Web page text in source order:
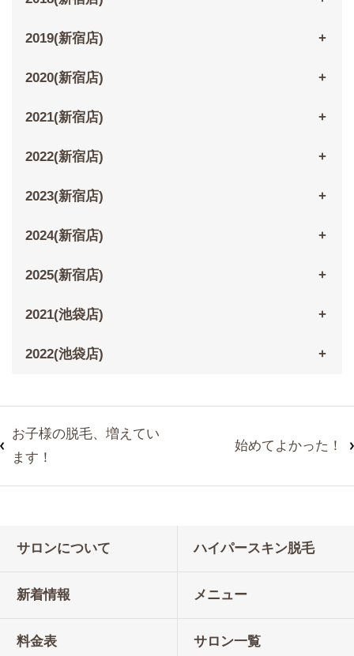
2019(新宿店)
2020(新宿店)
2021(新宿店)
2022(新宿店)
2023(新宿店)
2024(新宿店)
2025(新宿店)
2021(池袋店)
2022(池袋店)
お子様の脱毛、増えてい
ます！
始めてよかった！
サロンについて ハイパースキン脱毛
新着情報 メニュー
料金表 サロン一覧